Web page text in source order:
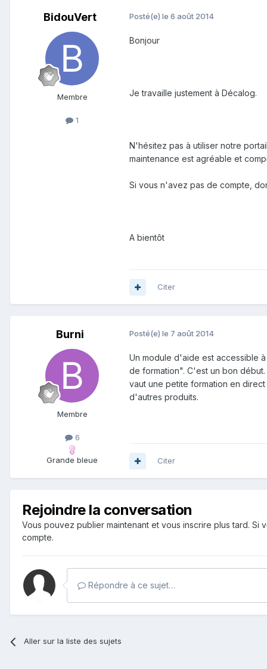
BidouVert
Membre
1
Posté(e) le 6 août 2014
Bonjour
Je travaille justement à Décalog.
N'hésitez pas à utiliser notre
maintenance est agréable et
Si vous n'avez pas de compte,
A bientôt
Citer
Burni
Membre
6
Grande bleue
Posté(e) le 7 août 2014
Un module d'aide est accessible
de formation". C'est un bon
vaut une petite formation en
d'autres produits.
Citer
Rejoindre la conversation
Vous pouvez publier maintenant et vous inscrire plus tard. Si
compte.
Répondre à ce sujet…
Aller sur la liste des sujets